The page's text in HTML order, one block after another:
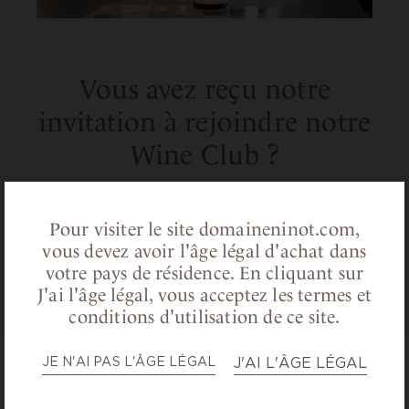
Pour visiter le site domaineninot.com,
vous devez avoir l'âge légal d'achat dans
votre pays de résidence. En cliquant sur
J'ai l'âge légal, vous acceptez les termes et
conditions d'utilisation de ce site.
JE N'AI PAS L'ÂGE LÉGAL J'AI L'ÂGE LÉGAL
Vous avez reçu notre
invitation à rejoindre notre
Wine Club ?
formulaire de nos offres !
Cliquez pour télécharger le formulaire
RETOUR AUX ACTUALITÉS